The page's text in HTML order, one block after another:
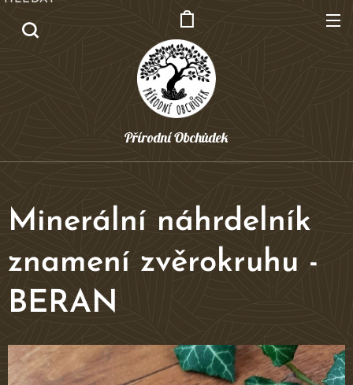
Přírodní Obchůdek
Minerální náhrdelník
znamení zvěrokruhu -
BERAN